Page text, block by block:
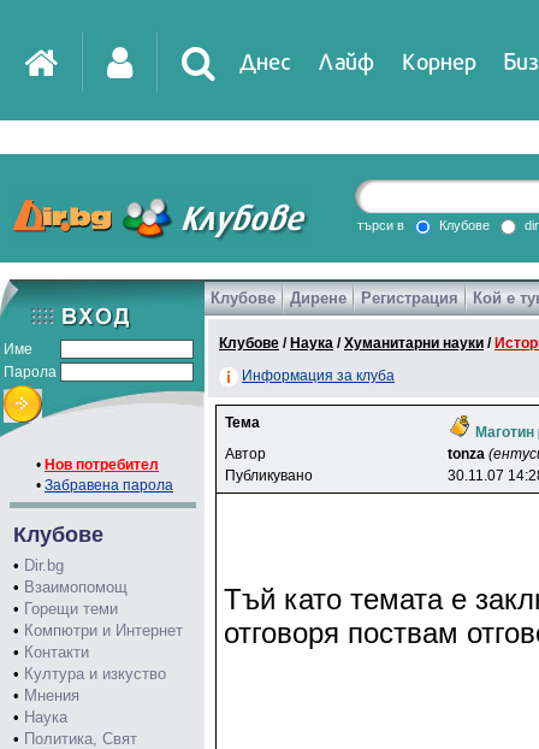
Днес Лайф Корнер
DirTV Impressio
Games
търси в Клубове
Име
Парола
• Нов потребител
• Забравена парола
Клубове
• Dir.bg
• Взаимопомощ
• Горещи теми
• Компютри и Интернет
• Контакти
• Култура и изкуство
• Мнения
• Наука
• Политика, Свят
Клубове Дирене Регистрация Кой е
Клубове / Наука /Хуманитарни науки /
Информация за клуба
Тема
Маготин
Автор tonza
Публикувано
30.11.07
Тъй като темата е
отговоря поствам